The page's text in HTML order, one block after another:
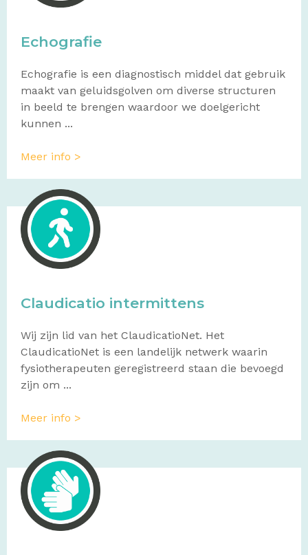
Echografie
Echografie is een diagnostisch middel dat gebruik
maakt van geluidsgolven om diverse structuren
in beeld te brengen waardoor we doelgericht
kunnen ...
Meer info >
Claudicatio intermittens
Wij zijn lid van het ClaudicatioNet. Het
ClaudicatioNet is een landelijk netwerk waarin
fysiotherapeuten geregistreerd staan die bevoegd
zijn om ...
Meer info >